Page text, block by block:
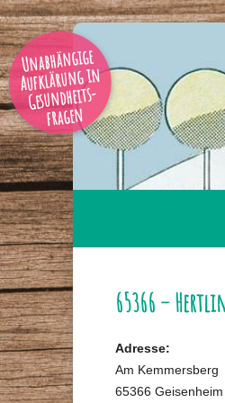
Unabhängige
Aufklärung in
Gesundheits-
fragen
65366 –
Adresse:
Am Kemmersberg
65366 Geisenheim